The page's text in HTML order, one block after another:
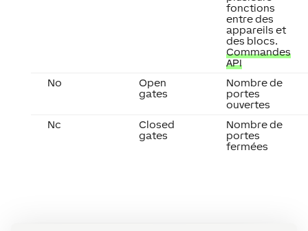
fonctions
entre des
appareils et
des blocs.
Commandes
API
No
Open
gates
Nombre de
portes
ouvertes
Nc
Closed
gates
Nombre de
portes
fermées